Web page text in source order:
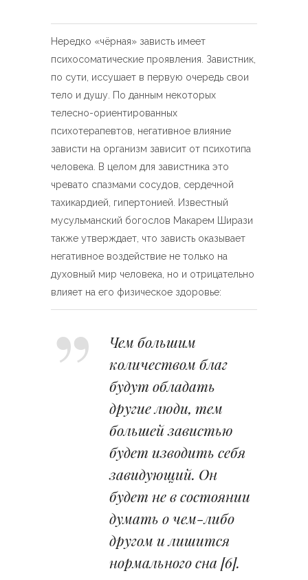
Нередко «чёрная» зависть имеет
психосоматические проявления. Завистник,
по сути, иссушает в первую очередь свои
тело и душу. По данным некоторых
телесно-ориентированных
психотерапевтов, негативное влияние
зависти на организм зависит от психотипа
человека. В целом для завистника это
чревато спазмами сосудов, сердечной
тахикардией, гипертонией. Известный
мусульманский богослов Макарем Ширази
также утверждает, что зависть оказывает
негативное воздействие не только на
духовный мир человека, но и отрицательно
влияет на его физическое здоровье:
Чем большим
количеством благ
будут обладать
другие люди, тем
большей завистью
будет изводить себя
завидующий. Он
будет не в состоянии
думать о чем-либо
другом и лишится
нормального сна [6].